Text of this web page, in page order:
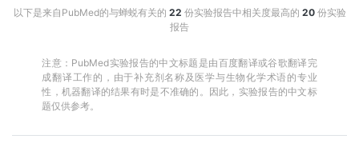
以下是来自PubMed的与蝉蜕有关的 22 份实验报告中相关度最高的 20份实验
报告
注意：PubMed实验报告的中文标题是由百度翻译或谷歌翻译完
成翻译工作的，由于补充剂名称及医学与生物化学术语的专业
性，机器翻译的结果有时是不准确的。因此，实验报告的中文标
题仅供参考。